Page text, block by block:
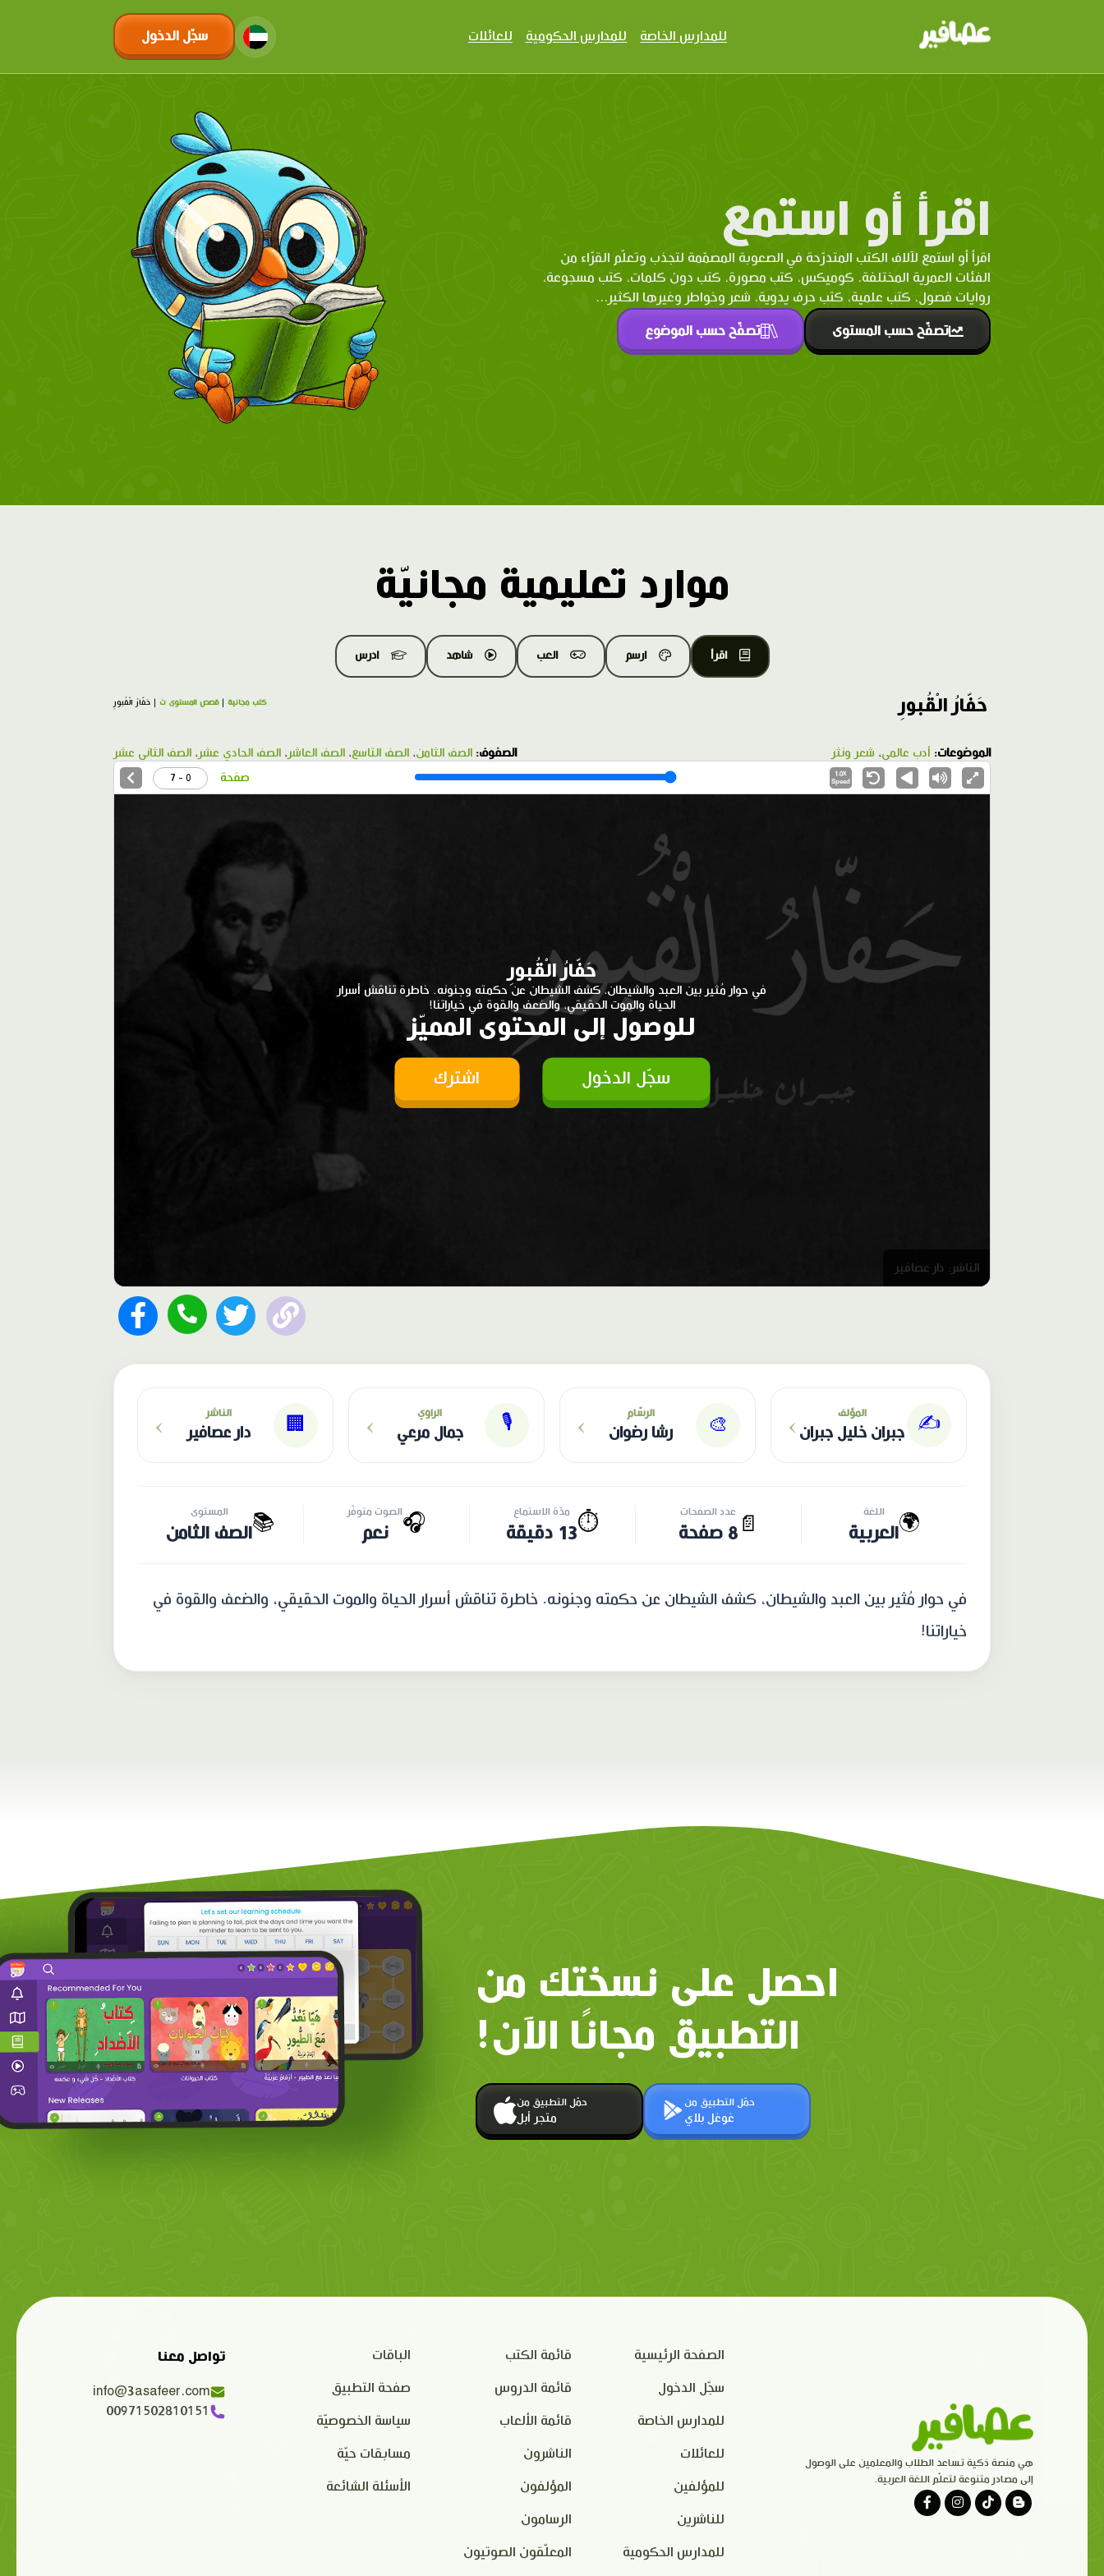
للمدارس الخاصة للمدارس الحكومية للعائلات سجّل الدخول
اقرأ أو استمع
اقرأ أو استمع لآلاف الكتب المتدرّحة في الصعوبة المصمّمة لتجذب وتعلّم القرّاء من
الفئات العمرية المختلفة. كوميكس، كتب مصورة، كتب دون كلمات، كتب مسجوعة،
روايات فصول، كتب علمية، كتب حرف يدوية، شعر وخواطر وغيرها الكثير...
تصفّح حسب المستوى تصفّح حسب الموضوع
موارد تعليمية مجانيّة
اقرأ ارسم العب شاهد ادرس
حَفّارُ الْقُبورِ كتب مجانية |قصص المستوى ت | حَفّارُ الْقُبورِ
الموضوعات: أدب عالمي، شعر ونثر الصفوف: الصف الثامن، الصف التاسع، الصف العاشر، الصف الحادي عشر، الصف الثاني عشر
1.0X
Speed
صفحة 0 - 7
حَفّارُ الْقُبورِ
في حوار مُثير بين العبد والشيطان، كشف الشيطان عن حكمته وجنونه. خاطرة تناقش أسرار
الحياة والموت الحقيقي، والضعف والقوة في خياراتنا!
للوصول إلى المحتوى المميّز
سجّل الدخول اشترك
الناشر: دار عصافير
✍️ المؤلف
جبران خليل جبران ›
🎨
الرسّام
رشا رضوان ›
🎙 الراوي
جمال مرعي ›
🏢
الناشر
دار عصافير ›
🌍 اللغة
العربية 📄
عدد الصفحات
8 صفحة ⏱️ مدّة الاستماع
13 دقيقة 🎧الصوت متوفّر
نعم 📚 المستوى
الصف الثامن
في حوار مُثير بين العبد والشيطان، كشف الشيطان عن حكمته وجنونه. خاطرة تناقش أسرار الحياة والموت الحقيقي، والضعف والقوة في
خياراتنا!
احصل على نسختك من
التطبيق مجانًا الآن!
حمّل التطبيق من
متجر أبل
حمّل التطبيق من
غوغل بلاي
هي منصة ذكية تساعد الطلاب والمعلمين على الوصول
إلى مصادر متنوعة لتعلّم اللغة العربية.
الصفحة الرئيسية
سجّل الدخول
للمدارس الخاصة
للعائلات
للمؤلفين
للناشرين
للمدارس الحكومية
قائمة الكتب
قائمة الدروس
قائمة الألعاب
الناشرون
المؤلفون
الرسامون
المعلّقون الصوتيون
الباقات
صفحة التطبيق
سياسة الخصوصيّة
مسابقات حيّة
الأسئلة الشائعة
تواصل معنا
info@3asafeer.com
00971502810151